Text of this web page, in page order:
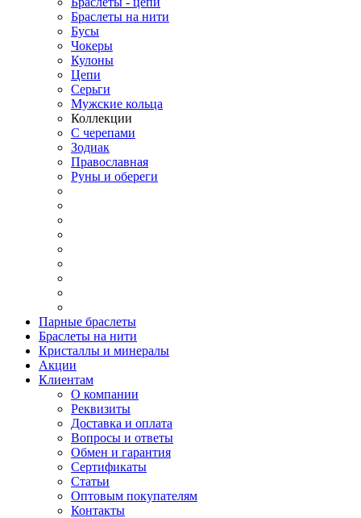
Браслеты на нити
Бусы
Чокеры
Кулоны
Цепи
Серьги
Мужские кольца
Коллекции
С черепами
Зодиак
Православная
Руны и обереги
Парные браслеты
Браслеты на нити
Кристаллы и минералы
Акции
Клиентам
О компании
Реквизиты
Доставка и оплата
Вопросы и ответы
Обмен и гарантия
Сертификаты
Статьи
Оптовым покупателям
Контакты